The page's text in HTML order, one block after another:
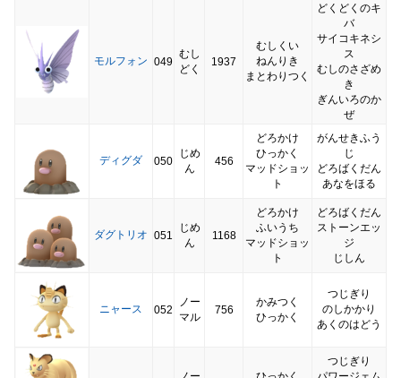
モルフォン 049
むし
どく
1937
むしくい
ねんりき
まとわりつく
どくどくのキ
バ
サイコキネシ
ス
むしのさざめ
き
ぎんいろのか
ぜ
ディグダ 050
じめ
ん
456
どろかけ
ひっかく
マッドショッ
ト
がんせきふう
じ
どろばくだん
あなをほる
ダグトリオ 051
じめ
ん
1168
どろかけ
ふいうち
マッドショッ
ト
どろばくだん
ストーンエッ
ジ
じしん
ニャース 052
ノー
マル
756
かみつく
ひっかく
つじぎり
のしかかり
あくのはどう
つじぎり